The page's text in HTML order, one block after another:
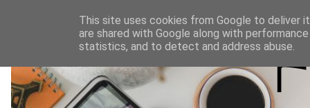
This site uses cookies from Google to deliver
are shared with Google along with
statistics, and to detect and address abuse.